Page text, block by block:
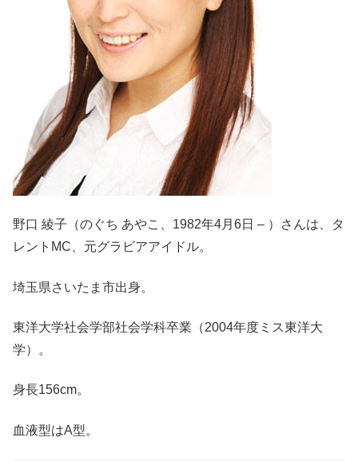
野口 綾子（のぐち あやこ、1982年4月6日 – ）さんは、タ
レントMC、元グラビアアイドル。
埼玉県さいたま市出身。
東洋大学社会学部社会学科卒業（2004年度ミス東洋大
学）。
身長156cm。
血液型はA型。